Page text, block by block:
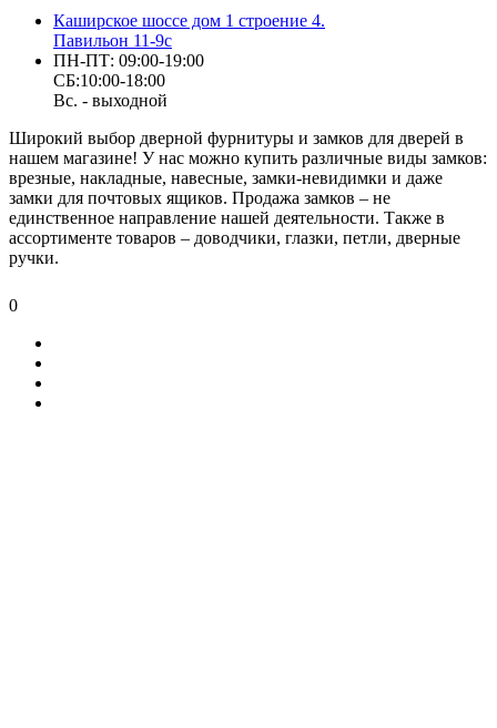
Каширское шоссе дом 1 строение 4.
Павильон 11-9с
ПН-ПТ: 09:00-19:00
СБ:10:00-18:00
Вс. - выходной
Широкий выбор дверной фурнитуры и замков для дверей в
нашем магазине! У нас можно купить различные виды замков:
врезные, накладные, навесные, замки-невидимки и даже
замки для почтовых ящиков. Продажа замков – не
единственное направление нашей деятельности. Также в
ассортименте товаров – доводчики, глазки, петли, дверные
ручки.
0